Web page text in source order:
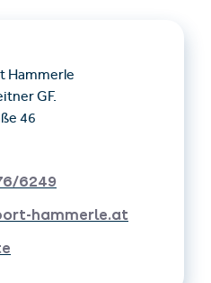
Hammerle
GF.
46
6249
hammerle.at